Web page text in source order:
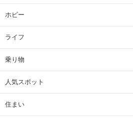
ホビー
ライフ
乗り物
人気スポット
住まい